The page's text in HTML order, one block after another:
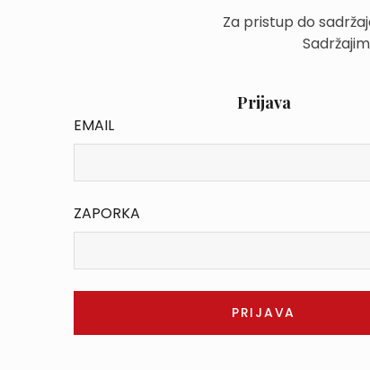
Za pristup do
Prijava
EMAIL
ZAPORKA